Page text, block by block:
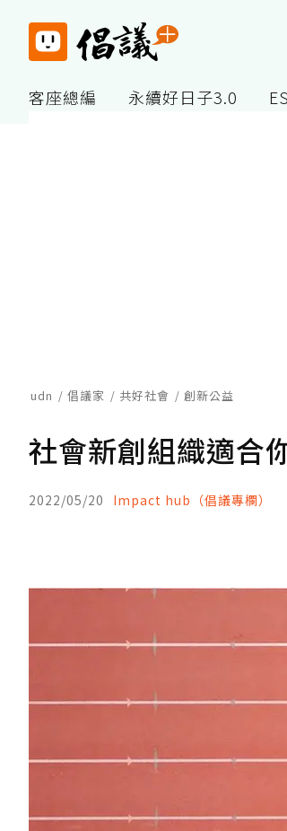
客座總編 永續好日子3.0
udn 倡議家 共好社會 創新公益
社會新創組織適
2022/05/20 Impact hub（倡議專欄）